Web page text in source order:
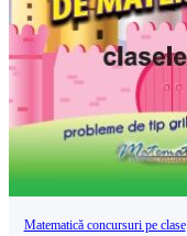
Matematică concursuri pe clase